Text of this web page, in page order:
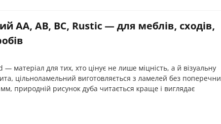
AA, AB, BC, Rustic — для меблів, сходів,
матеріал для тих, хто цінує не лише міцність, а й візуальну
цільноламельний виготовляється з ламелей без
природній рисунок дуба читається краще і виглядає